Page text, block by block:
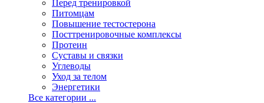
Перед тренировкой
Питомцам
Повышение тестостерона
Посттренировочные комплексы
Протеин
Суставы и связки
Углеводы
Уход за телом
Энергетики
Все категории ...